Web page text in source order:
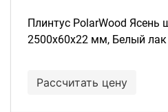
Плинтус PolarWood Ясень
2500х60х22 мм, Белый лак
Рассчитать цену